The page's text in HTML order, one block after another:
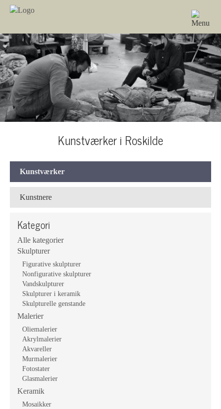
Kunstværker i Roskilde
Kunstværker
Kunstnere
Kategori
Alle kategorier
Skulpturer
Figurative skulpturer
Nonfigurative skulpturer
Vandskulpturer
Skulpturer i keramik
Skulpturelle genstande
Malerier
Oliemalerier
Akrylmalerier
Akvareller
Murmalerier
Fotostater
Glasmalerier
Keramik
Mosaikker